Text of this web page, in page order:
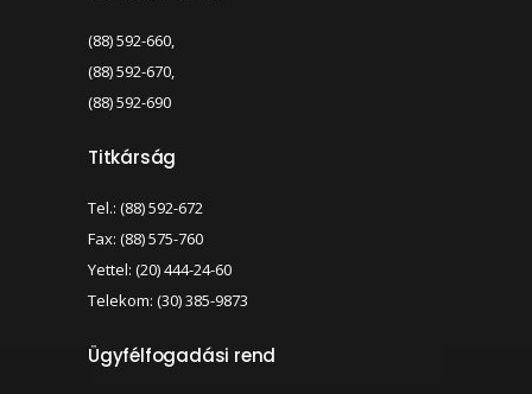
(88) 592-660,
(88) 592-670,
(88) 592-690
Titkárság
Tel.: (88) 592-672
Fax: (88) 575-760
Yettel: (20) 444-24-60
Telekom: (30) 385-9873
Ügyfélfogadási rend